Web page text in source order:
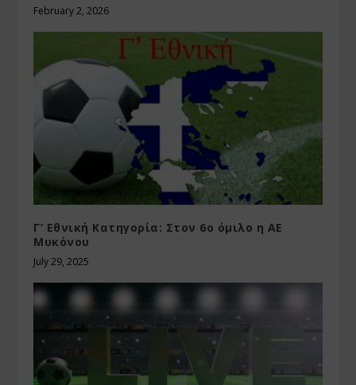
February 2, 2026
Γ’ Εθνική Κατηγορία: Στον 6ο όμιλο η AE
Μυκόνου
July 29, 2025